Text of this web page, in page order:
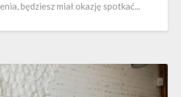
będziesz miał okazję spotkać...